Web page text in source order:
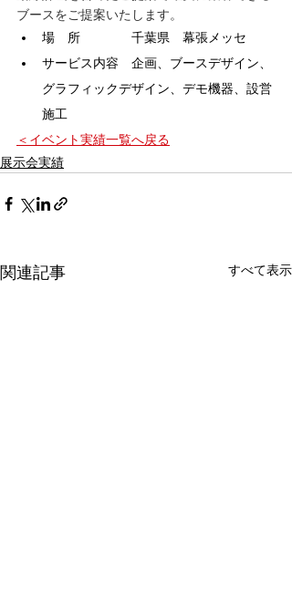
ブースをご提案いたします。
場　所　　　　千葉県　幕張メッセ
サービス内容　企画、ブースデザイン、
グラフィックデザイン、デモ機器、設営
施工
＜イベント実績一覧へ戻る
展示会実績
関連記事 すべて表示